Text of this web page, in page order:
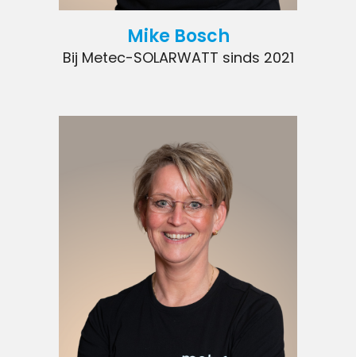
Mike Bosch
Bij Metec-SOLARWATT sinds 2021